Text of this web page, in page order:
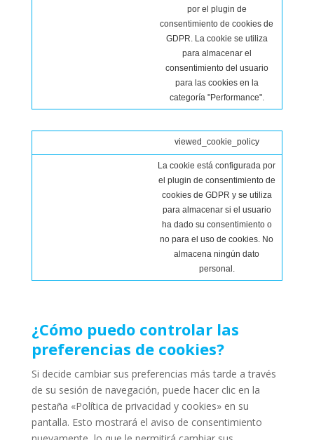
por el plugin de
consentimiento de cookies de
GDPR. La cookie se utiliza
para almacenar el
consentimiento del usuario
para las cookies en la
categoría "Performance".
viewed_cookie_policy
La cookie está configurada por
el plugin de consentimiento de
cookies de GDPR y se utiliza
para almacenar si el usuario
ha dado su consentimiento o
no para el uso de cookies. No
almacena ningún dato
personal.
¿Cómo puedo controlar las
preferencias de cookies?
Si decide cambiar sus preferencias más tarde a través
de su sesión de navegación, puede hacer clic en la
pestaña «Política de privacidad y cookies» en su
pantalla. Esto mostrará el aviso de consentimiento